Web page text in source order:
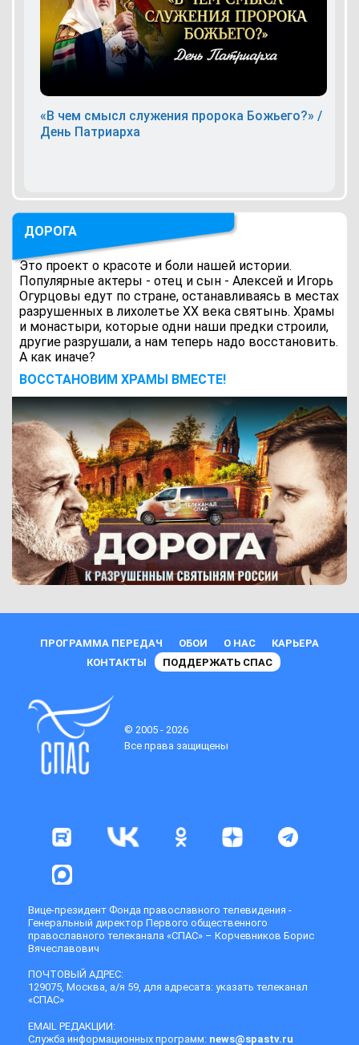
«В чем смысл служения пророка Божьего?» /
День Патриарха
ДОРОГА
Это проект о красоте и боли нашей истории.
Популярные актеры - отец и сын - Алексей и Игорь
Огурцовы едут по стране, останавливаясь в местах
разрушенных в лихолетье ХХ века святынь. Храмы
и монастыри, которые одни наши предки строили,
другие разрушали, а нам теперь надо восстановить.
А как иначе?
ВОCСТАНОВИМ ХРАМЫ ВМЕСТЕ!
ПРОГРАММА ПЕРЕДАЧ ОБОИ О НАС
КАРЬЕРА
КОНТАКТЫ
ПОДДЕРЖАТЬ СПАС
© 2005 - 2026
Все права защищены
Вице-президент Фонда православного телевидения -
Генеральный директор Первого общественного
православного телеканала «СПАС» – Корчевников Борис
Вячеславович
ПОЧТОВЫЙ АДРЕС:
129075, Москва, а/я 59, для адресата: указать телеканал
«СПАС»
EMAIL РЕДАКЦИИ:
Служба информационных программ: news@spastv.ru